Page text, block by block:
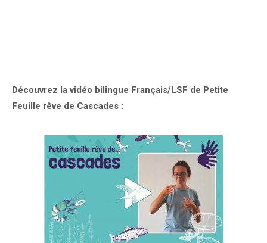
Découvrez la vidéo bilingue Français/LSF de Petite
Feuille rêve de Cascades :